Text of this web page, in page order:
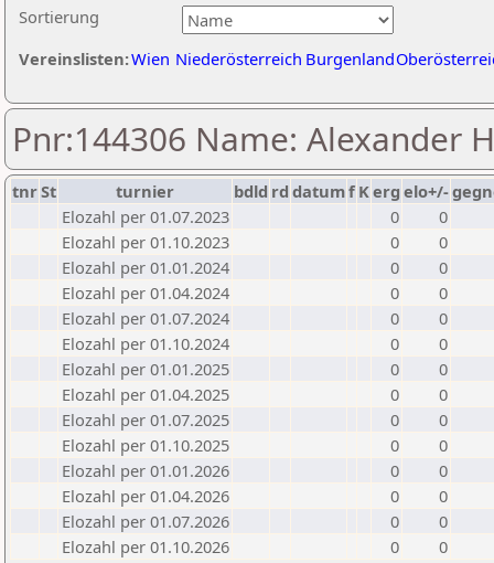
Sortierung
Vereinslisten:Wien Niederösterreich Burgenland
Pnr:144306 Name: Alexander
tnrSt turnier bdld rd datumf Kerg elo+/-
Elozahl per 01.07.2023
0
0
Elozahl per 01.10.2023
0
0
Elozahl per 01.01.2024
0
0
Elozahl per 01.04.2024
0
0
Elozahl per 01.07.2024
0
0
Elozahl per 01.10.2024
0
0
Elozahl per 01.01.2025
0
0
Elozahl per 01.04.2025
0
0
Elozahl per 01.07.2025
0
0
Elozahl per 01.10.2025
0
0
Elozahl per 01.01.2026
0
0
Elozahl per 01.04.2026
0
0
Elozahl per 01.07.2026
0
0
Elozahl per 01.10.2026
0 0